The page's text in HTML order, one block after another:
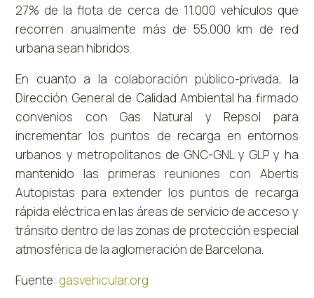
27% de la flota de cerca de 11.000 vehículos que
recorren anualmente más de 55.000 km de red
urbana sean híbridos.
En cuanto a la colaboración público-privada, la
Dirección General de Calidad Ambiental ha firmado
convenios con Gas Natural y Repsol para
incrementar los puntos de recarga en entornos
urbanos y metropolitanos de GNC-GNL y GLP y ha
mantenido las primeras reuniones con Abertis
Autopistas para extender los puntos de recarga
rápida eléctrica en las áreas de servicio de acceso y
tránsito dentro de las zonas de protección especial
atmosférica de la aglomeración de Barcelona.
Fuente: gasvehicular.org